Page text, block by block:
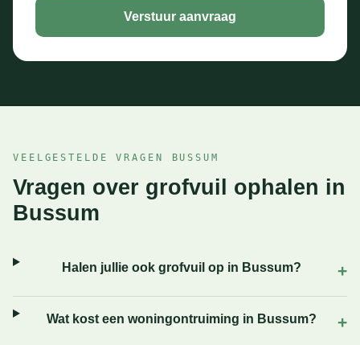
Verstuur aanvraag
VEELGESTELDE VRAGEN BUSSUM
Vragen over grofvuil ophalen in
Bussum
Halen jullie ook grofvuil op in Bussum?
Wat kost een woningontruiming in Bussum?